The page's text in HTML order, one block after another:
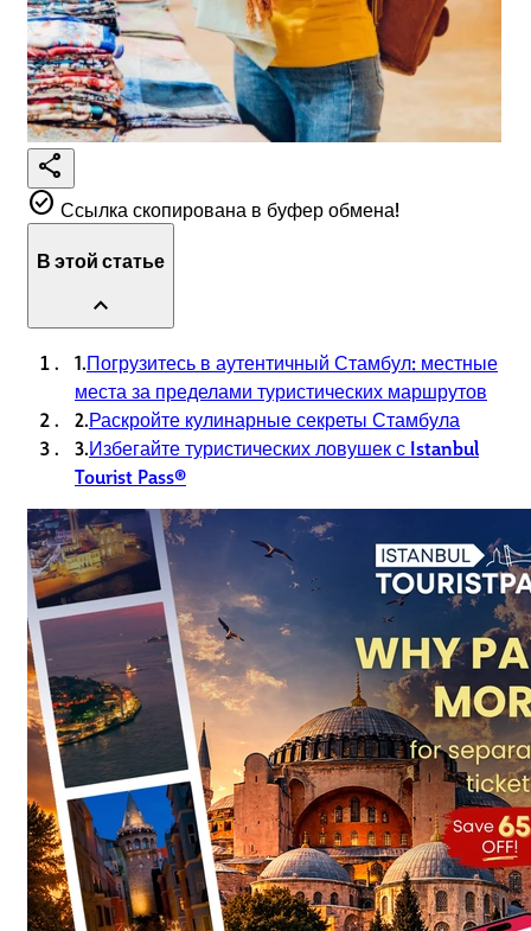
share
check_circle Ссылка скопирована в буфер обмена!
В этой статье
expand_less
1.Погрузитесь в аутентичный Стамбул: местные
места за пределами туристических маршрутов
2.Раскройте кулинарные секреты Стамбула
3.Избегайте туристических ловушек с Istanbul
Tourist Pass®